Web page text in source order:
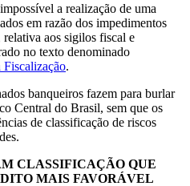
a realização de uma
em razão dos impedimentos
relativa aos sigilos fiscal e
no texto denominado
Fiscalização.
banqueiros fazem para burlar
Central do Brasil, sem que os
de classificação de riscos
CLASSIFICAÇÃO QUE
MAIS FAVORÁVEL